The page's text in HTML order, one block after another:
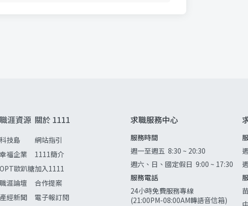
職涯資源
科技島
幸福企業
OPT歐趴糖
職涯論壇
產經新聞
關於 1111
網站指引
1111簡介
加入1111
合作提案
電子報訂閱
求職服務中心
服務時間
週一至週五 8:30 ~ 20:30
週六、日、國定假日 9:00 ~ 17:30
服務電話
24小時免費服務專線
(21:00PM-08:00AM轉語音信箱)